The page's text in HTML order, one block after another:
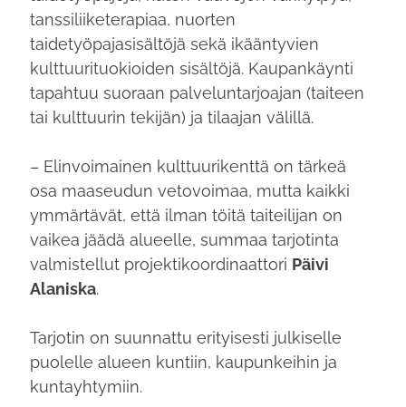
tanssiliiketerapiaa, nuorten
taidetyöpajasisältöjä sekä ikääntyvien
kulttuurituokioiden sisältöjä. Kaupankäynti
tapahtuu suoraan palveluntarjoajan (taiteen
tai kulttuurin tekijän) ja tilaajan välillä.
– Elinvoimainen kulttuurikenttä on tärkeä
osa maaseudun vetovoimaa, mutta kaikki
ymmärtävät, että ilman töitä taiteilijan on
vaikea jäädä alueelle, summaa tarjotinta
valmistellut projektikoordinaattori Päivi
Alaniska.
Tarjotin on suunnattu erityisesti julkiselle
puolelle alueen kuntiin, kaupunkeihin ja
kuntayhtymiin.